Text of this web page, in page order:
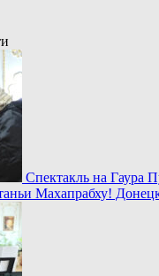
Спектакль на Гаура
Махапрабху!